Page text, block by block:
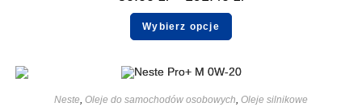
Wybierz opcje
Neste, Oleje do samochodów osobowych, Oleje silnikowe